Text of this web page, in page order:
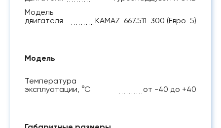
Модель
двигателя
KAMAZ-667.511-300 (Евро-5)
Модель
Температура
эксплуатации, °С
от -40 до +40